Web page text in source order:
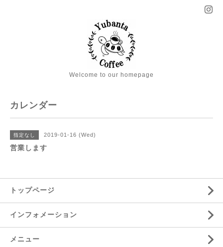
Welcome to our homepage
カレンダー
指定なし 2019-01-16 (Wed)
営業します
トップページ
インフォメーション
メニュー